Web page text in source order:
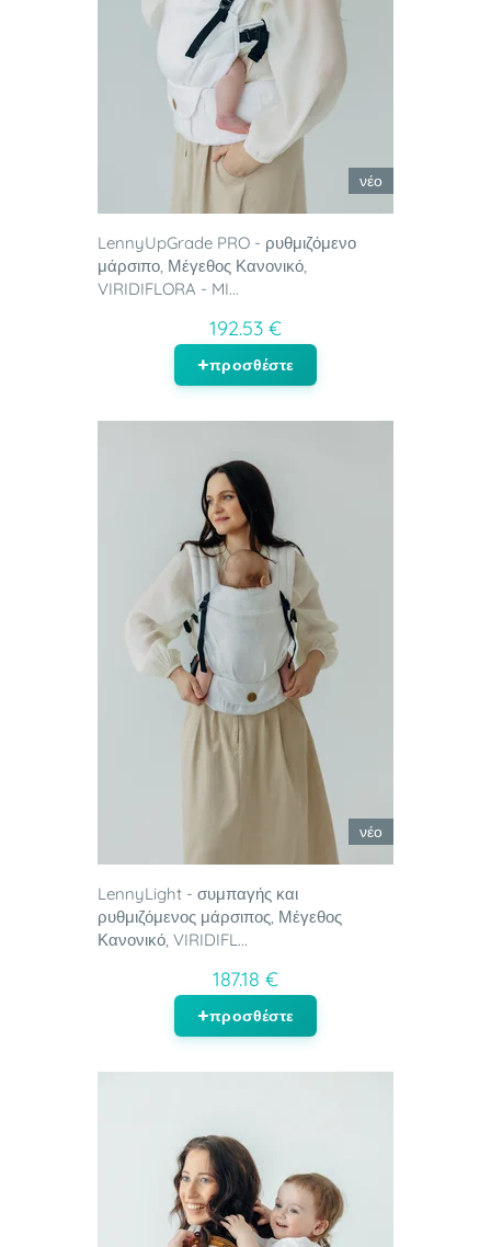
νέο
LennyUpGrade PRO - ρυθμιζόμενο
μάρσιπο, Μέγεθος Κανονικό,
VIRIDIFLORA - MI...
192.53 €
προσθέστε
νέο
LennyLight - συμπαγής και
ρυθμιζόμενος μάρσιπος, Μέγεθος
Κανονικό, VIRIDIFL...
187.18 €
προσθέστε